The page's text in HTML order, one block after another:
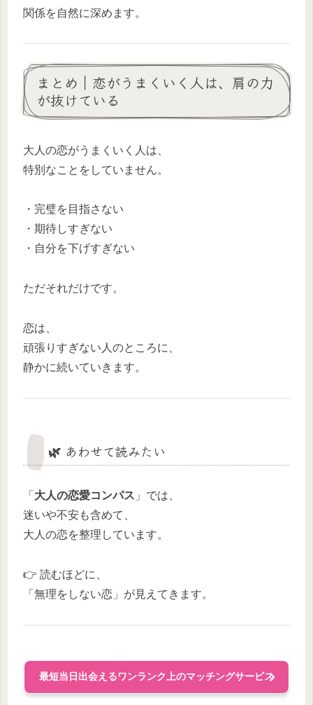
関係を自然に深めます。
まとめ｜恋がうまくいく人は、肩の力
が抜けている
大人の恋がうまくいく人は、
特別なことをしていません。
・完璧を目指さない
・期待しすぎない
・自分を下げすぎない
ただそれだけです。
恋は、
頑張りすぎない人のところに、
静かに続いていきます。
🌿 あわせて読みたい
「 大人の恋愛コンパス 」では、
迷いや不安も含めて、
大人の恋を整理しています。
👉 読むほどに、
「無理をしない恋」が見えてきます。
最短当日出会えるワンランク上のマッチングサービス